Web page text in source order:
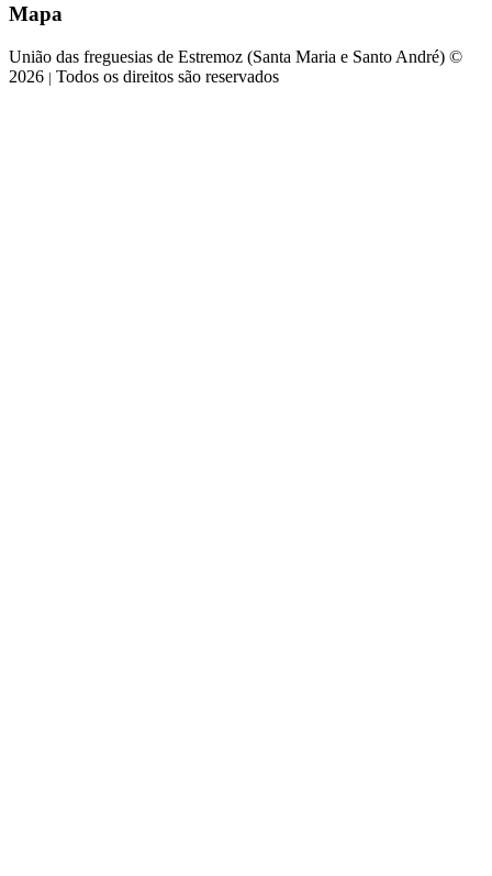
Mapa
União das freguesias de Estremoz (Santa Maria e Santo André) ©
2026 | Todos os direitos são reservados